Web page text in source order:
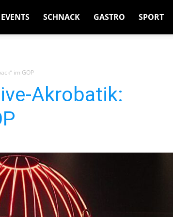
EVENTS SCHNACK GASTRO SPORT
im GOP
Akrobatik: